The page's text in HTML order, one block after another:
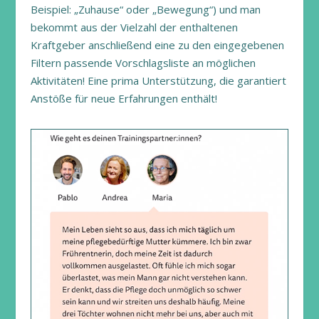
Beispiel: „Zuhause“ oder „Bewegung“) und man
bekommt aus der Vielzahl der enthaltenen
Kraftgeber anschließend eine zu den eingegebenen
Filtern passende Vorschlagsliste an möglichen
Aktivitäten! Eine prima Unterstützung, die garantiert
Anstöße für neue Erfahrungen enthält!